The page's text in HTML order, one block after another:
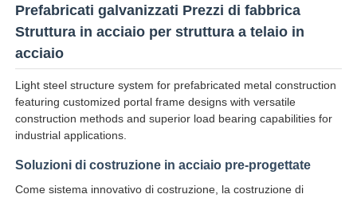
Casa
Prodotti
Chi siamo
Prefabricati galvanizzati Prezzi di fabbrica
Struttura in acciaio per struttura a telaio in
acciaio
Light steel structure system for prefabricated metal construction
featuring customized portal frame designs with versatile
construction methods and superior load bearing capabilities for
industrial applications.
Soluzioni di costruzione in acciaio pre-progettate
Come sistema innovativo di costruzione, la costruzione di